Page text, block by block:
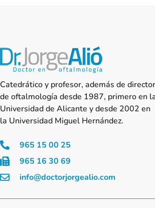
Catedrático y profesor, además de director
de oftalmología desde 1987, primero en
Universidad de Alicante y desde 2002 en
la Universidad Miguel Hernández.
965 15 00 25
965 16 30 69
info@doctorjorgealio.com